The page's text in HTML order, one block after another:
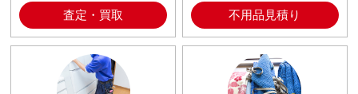
査定・買取 不用品見積り